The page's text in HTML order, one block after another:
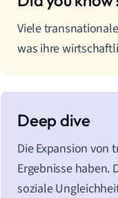
Viele
was ihre
Die Expansion
Ergebnisse haben.
soziale